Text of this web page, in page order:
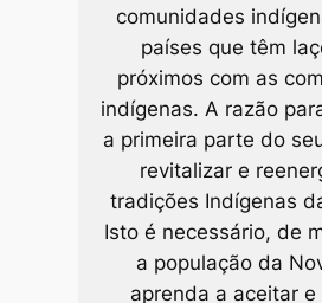
comunidades
países que têm
próximos com as
indígenas. A razão
a primeira parte do
revitalizar e
tradições Indígenas
Isto é necessário, de
a população da
aprenda a aceitar e